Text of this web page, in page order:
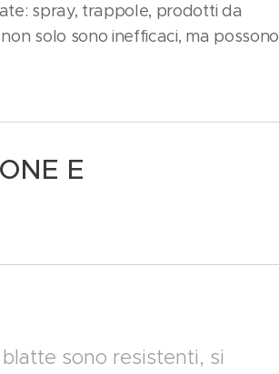
spray, trappole, prodotti da
solo sono inefficaci, ma possono
E
sono resistenti, si